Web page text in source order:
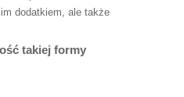
dodatkiem, ale także
takiej formy